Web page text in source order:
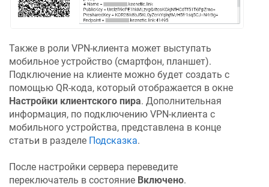
Также в роли VPN-клиента может выступать
мобильное устройство (смартфон, планшет).
Подключение на клиенте можно будет создать с
помощью QR-кода, который отображается в окне
Настройки клиентского пира. Дополнительная
информация, по подключению VPN-клиента с
мобильного устройства, представлена в конце
статьи в разделе Подсказка.
После настройки сервера переведите
переключатель в состояние Включено.